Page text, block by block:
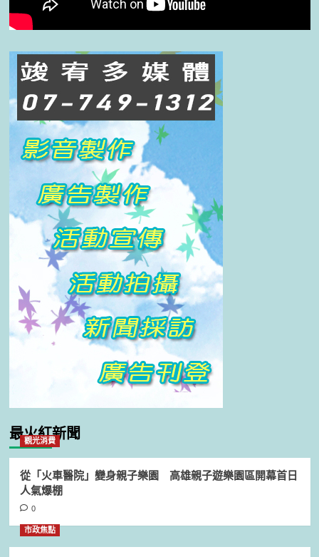
最火紅新聞
觀光消費
從「火車醫院」變身親子樂園 高雄親子遊樂園區開幕首日
人氣爆棚
0
市政焦點